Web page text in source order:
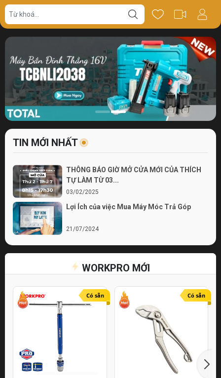
TIN MỚI NHẤT
THÔNG BÁO GIỜ MỞ CỬA MỚI CỦA THÍCH
TỰ LÀM TỪ 03...
03/02/2025
Lợi Ích của việc Mua Máy Móc Trả Góp
21/07/2024
Bí quyết chọn lựa cửa hàng điện nước chất
lượng
21/07/2024
Online
21/07/2024
WORKPRO MỚI
Có sẵn Có sẵn